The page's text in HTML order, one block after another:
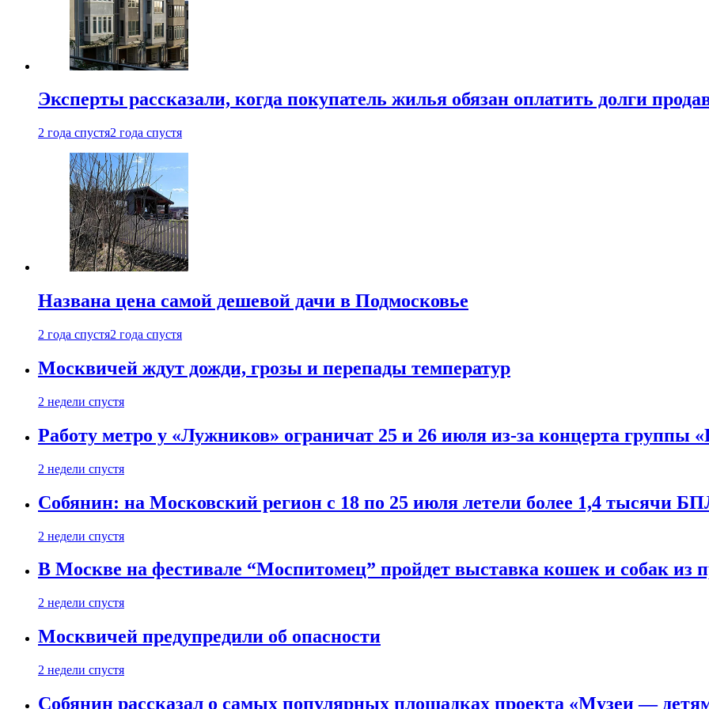
Эксперты рассказали, когда покупатель жилья обязан оплатить долги
2 года спустя2 года спустя
Названа цена самой дешевой дачи в Подмосковье
2 года спустя2 года спустя
Москвичей ждут дожди, грозы и перепады температур
2 недели спустя
Работу метро у «Лужников» ограничат 25 и 26 июля из-за концерта группы
2 недели спустя
Собянин: на Московский регион с 18 по 25 июля летели более 1,4 тысячи
2 недели спустя
В Москве на фестивале “Моспитомец” пройдет выставка кошек и собак из
2 недели спустя
Москвичей предупредили об опасности
2 недели спустя
Собянин рассказал о самых популярных площадках проекта «Музеи —